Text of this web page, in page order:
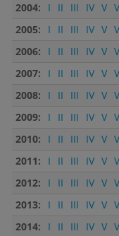
2004:
I II III IV V
2005:
I II III IV V
2006:
I II III IV V
2007:
I II III IV V
2008:
I II III IV V
2009:
I II III IV V
2010:
I II III IV V
2011:
I II III IV V
2012:
I II III IV V
2013:
I II III IV V
2014:
I II III IV V